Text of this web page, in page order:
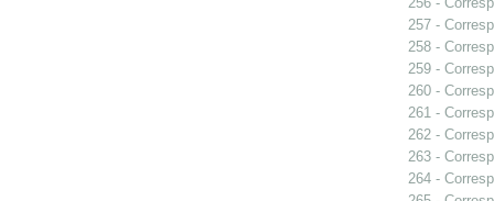
257 -
258 -
259 -
260 -
261 -
262 -
263 -
264 -